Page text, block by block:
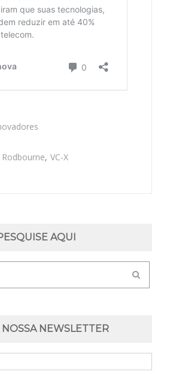
Rodbourne, VC-X
AQUI
NOSSA NEWSLETTER